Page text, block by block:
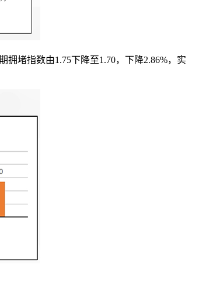
堵指数由1.75下降至1.70，下降2.86%，实